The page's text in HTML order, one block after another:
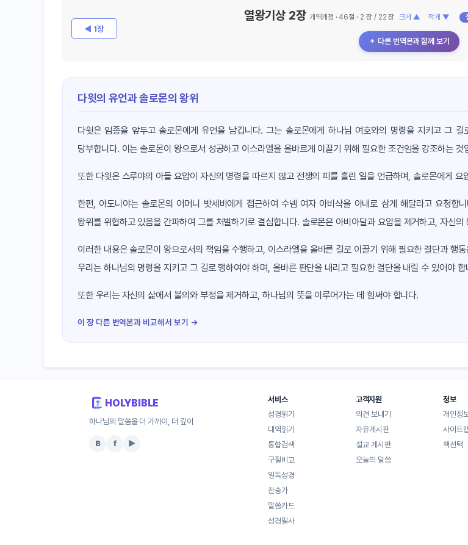
◀ 1장
열왕기상 2장 개역개정 · 46절 · 2 장 / 22 장 크게 ▲ 작게 ▼
＋ 다른 번역본과 함께 보기
다윗의 유언과 솔로몬의 왕위
다윗은 임종을 앞두고 솔로몬에게 유언을 남깁니다. 그는 솔로몬에게 하나님 여호와의 명령을 지키고 그
당부합니다. 이는 솔로몬이 왕으로서 성공하고 이스라엘을 올바르게 이끌기 위해 필요한 조건임을 강조하는 것
또한 다윗은 스루야의 아들 요압이 자신의 명령을 따르지 않고 전쟁의 피를 흘린 일을 언급하며, 솔로몬에게 요
한편, 아도니야는 솔로몬의 어머니 밧세바에게 접근하여 수넴 여자 아비삭을 아내로 삼게 해달라고 요청합
왕위를 위협하고 있음을 간파하여 그를 처벌하기로 결심합니다. 솔로몬은 아비아달과 요압을 제거하고, 자신의
이러한 내용은 솔로몬이 왕으로서의 책임을 수행하고, 이스라엘을 올바른 길로 이끌기 위해 필요한 결단과 행
우리는 하나님의 명령을 지키고 그 길로 행하여야 하며, 올바른 판단을 내리고 필요한 결단을 내릴 수 있어야 합
또한 우리는 자신의 삶에서 불의와 부정을 제거하고, 하나님의 뜻을 이루어가는 데 힘써야 합니다.
이 장 다른 번역본과 비교해서 보기 →
HOLYBIBLE
하나님의 말씀을 더 가까이, 더 깊이
B f ▶
서비스
성경읽기
대역읽기
통합검색
구절비교
일독성경
찬송가
말씀카드
성경필사
고객지원
의견 보내기
자유게시판
설교 게시판
오늘의 말씀
정보
개인정
사이트
책선택